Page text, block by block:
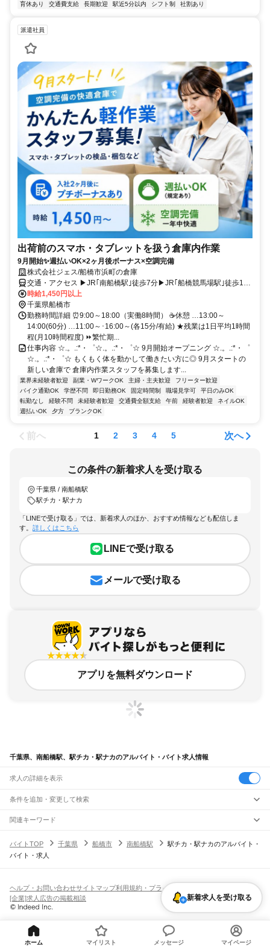
育休あり
交通費支給 長期歓迎 駅近5分以内 シフト制 社割あり
派遣社員
出荷前のスマホ・タブレットを扱う倉庫内作業
9月開始✨週払いOK×2ヶ月後ボーナス×空調完備
株式会社ジェス/船橋市浜町の倉庫
交通・アクセス ▶JR｢南船橋駅｣徒歩7分▶JR｢船橋競馬場駅｣徒歩18
分▶バイク･自転車通勤OK▶交通費支給
時給1,450円以上
千葉県船橋市
勤務時間詳細 ⏰9:00～18:00（実働8時間） ☕休憩 …13:00～
14:00(60分) …11:00～･16:00～(各15分/有給) ★残業は1日平均1時間
程(月10時間程度) ⏩繁忙期...
仕事内容 ☆.。.:*・゜☆.。.:*・゜☆ 9月開始オープニング ☆.。.:*・゜
☆.。.:*・゜☆ もくもく体を動かして働きたい方に◎ 9月スタートの
新しい倉庫で 倉庫内作業スタッフを募集します...
業界未経験者歓迎 副業・WワークOK 主婦・主夫歓迎
フリーター歓迎
バイク通勤OK
学歴不問 即日勤務OK 固定時間制 職場見学可
平日のみOK
転勤なし
経験不問 未経験者歓迎 交通費全額支給 午前 経験者歓迎
ネイルOK
週払いOK
夕方 ブランクOK
前へ 1 2 3 4 5 次へ
この条件の新着求人を受け取る
千葉県 / 南船橋駅
駅チカ・駅ナカ
「LINEで受け取る」では、新着求人のほか、おすすめ情報なども配信しま
す。 詳しくはこちら
LINEで受け取る
メールで受け取る
アプリを無料ダウンロード
千葉県、南船橋駅、駅チカ・駅ナカのアルバイト・バイト求人情報
求人の詳細を表示
条件を追加・変更して検索
市区町村を追加・変更
千葉県すべて
千葉市
茂原市
東金市
旭市習志野市柏市勝浦市市原市流山市八千代市 我孫子市
君津市富津市浦安市 印西市白井市富里市南房総市
匝瑳市香取市 香取郡山武郡長生郡夷隅郡
駅を追加・変更
JR中央・総武線
市川駅本八幡駅下総中山駅 津田沼駅幕張本郷駅幕張駅
新検見川駅
JR総武本線
市川駅船橋駅 稲毛駅 都賀駅四街道駅
佐倉駅
南酒々井駅
八街駅 日向駅 成東駅 横芝駅飯倉駅 八日市場駅干潟駅旭駅
職種を追加・変更
飲食・フードサービスすべて
ホールスタッフキッチンスタッフ 皿洗い・洗い場 精肉・鮮魚加工給食調理
パン屋（ベーカリー）
バー（BAR）・バーテンダー
営業・販売
営業・販売
営業
テレフォンアポインター（テレアポ） ルートセールス
人気
日払いOK高校生歓迎 髪型・髪色自由
勤務期間
短期単発・1日OK
期間限定（春夏冬休み等）
雇用形態を追加・変更
正社員
契約社員
関連キーワード
バイトTOP
千葉県 船橋市 南船橋駅
駅チカ・駅ナカのアルバイト・
バイト・求人
新着求人を受け取る
ヘルプ・お問い合わせサイトマップ利用規約・プライバシーポリシー
[企業]求人広告の掲載相談
ホーム マイリスト メッセージ マイページ